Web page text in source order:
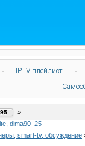
· IPTV плейлист
·
95
»
dima90_25
smart-tv, обсуждение